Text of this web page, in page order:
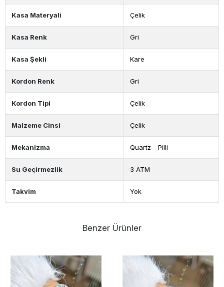
Kasa Materyali Çelik
Kasa Renk Gri
Kasa Şekli Kare
Kordon Renk Gri
Kordon Tipi Çelik
Malzeme Cinsi Çelik
Mekanizma Quartz - Pilli
Su Geçirmezlik 3 ATM
Takvim Yok
Benzer Ürünler